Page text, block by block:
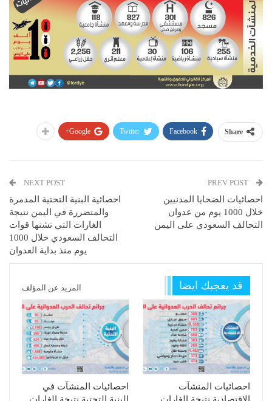
Share
Facebook
Twitter
Google+
احصائيات الضحايا المدنيين
خلال 1000 يوم من عدوان
التحالف السعودي على اليمن
NEXT POST
احصائية البنية التحتية المدمرة
والمتضررة في اليمن نتيجة
الغارات التي تشنها قوات
التحالف السعودي خلال 1000
يوم منذ بداية العدوان
قد يعجبك ايضا المزيد عن المؤلف
احصائيات المنشآت
احصائيات المنشآت في